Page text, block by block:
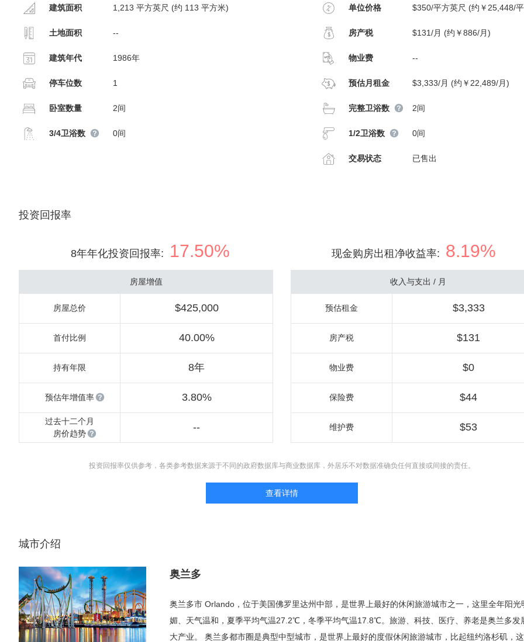
建筑面积 1,213 平方英尺 (约 113 平方米)
土地面积 --
建筑年代 1986年
停车位数 1
卧室数量 2间
3/4卫浴数 0间
单位价格 $350/平方英尺 (约￥25,448/
房产税 $131/月 (约￥886/月)
物业费 --
预估月租金 $3,333/月 (约￥22,489/月)
完整卫浴数 2间
1/2卫浴数 0间
交易状态 已售出
投资回报率
8年年化投资回报率: 17.50% 现金购房出租净收益率: 8.19%
房屋增值
房屋总价 $425,000
首付比例 40.00%
持有年限 8年
预估年增值率 3.80%
过去十二个月
房价趋势
--
收入与支出 / 月
预估租金 $3,333
房产税 $131
物业费 $0
保险费 $44
维护费 $53
投资回报率仅供参考，各类参考数据来源于不同的政府数据库与商业数据库，外居乐不对数据准确负任何直接或间接的责任。
查看详情
城市介绍
奥兰多
奥兰多市 Orlando，位于美国佛罗里达州中部，是世界上最好的休闲旅游城市之一，这里全年阳光
媚、天气温和，夏季平均气温27.2℃，冬季平均气温17.8℃。旅游、科技、医疗、养老是奥兰多发
大产业。 奥兰多都市圈是典型中型城市，是世界上最好的度假休闲旅游城市，比起纽约洛杉矶，